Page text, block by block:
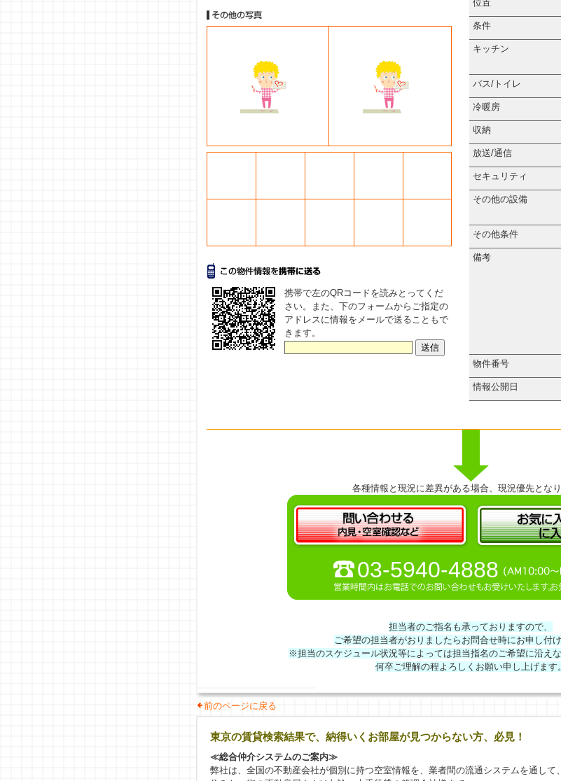
位置
条件
キッチン
バス/トイレ
冷暖房
収納
放送/通信
セキュリティ
その他の設備
その他条件
備考
物件番号
情報公開日
携帯で左のQRコードを読みとってくだ
さい。また、下のフォームからご指定の
アドレスに情報をメールで送ることもで
きます。
各種情報と現況に差異がある場合、現況優先となり
03-5940-4888
担当者のご指名も承っておりますので、
ご希望の担当者がおりましたらお問合せ時にお申し付け
※担当のスケジュール状況等によっては担当指名のご希望に沿えな
何卒ご理解の程よろしくお願い申し上げます。
前のページに戻る
東京の賃貸検索結果で、納得いくお部屋が見つからない方、必見！
≪総合仲介システムのご案内≫
弊社は、全国の不動産会社が個別に持つ空室情報を、業者間の流通システムを通して、